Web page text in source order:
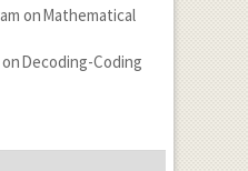
onMathematical
onDecoding-Coding